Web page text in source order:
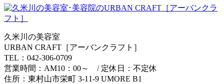
久米川の美容室
URBAN CRAFT［アーバンクラフト］
TEL：042-306-0709
営業時間：AM10：00～ / 定休日：不定休
住所：東村山市栄町 3-11-9 UMORE B1